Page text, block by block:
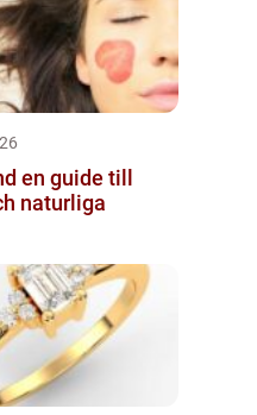
till
naturliga